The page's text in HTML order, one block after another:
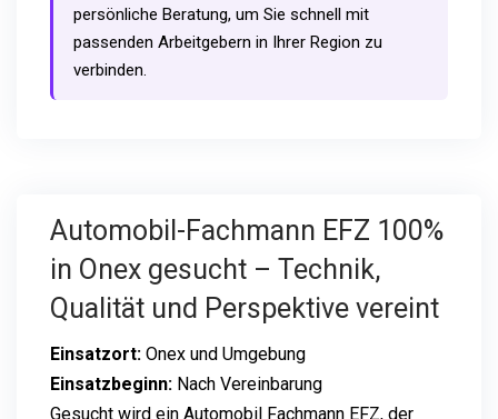
persönliche Beratung, um Sie schnell mit
passenden Arbeitgebern in Ihrer Region zu
verbinden.
Automobil-Fachmann EFZ 100%
in Onex gesucht – Technik,
Qualität und Perspektive vereint
Einsatzort: Onex und Umgebung
Einsatzbeginn: Nach Vereinbarung
Gesucht wird ein Automobil Fachmann EFZ, der